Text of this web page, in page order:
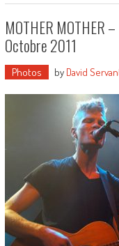
MOTHER MOTHER
Octobre 2011
Photos by David